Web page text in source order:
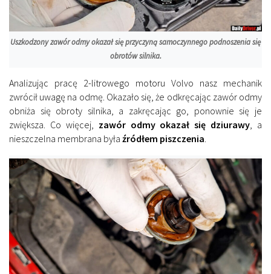
Uszkodzony zawór odmy okazał się przyczyną samoczynnego podnoszenia się
obrotów silnika.
Analizując pracę 2-litrowego motoru Volvo nasz mechanik
zwrócił uwagę na odmę. Okazało się, że odkręcając zawór odmy
obniża się obroty silnika, a zakręcając go, ponownie się je
zwiększa. Co więcej, zawór odmy okazał się dziurawy , a
nieszczelna membrana była źródłem piszczenia